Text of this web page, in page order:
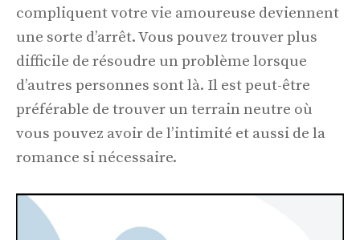
compliquent votre vie amoureuse deviennent
une sorte d’arrêt. Vous pouvez trouver plus
difficile de résoudre un problème lorsque
d’autres personnes sont là. Il est peut-être
préférable de trouver un terrain neutre où
vous pouvez avoir de l’intimité et aussi de la
romance si nécessaire.